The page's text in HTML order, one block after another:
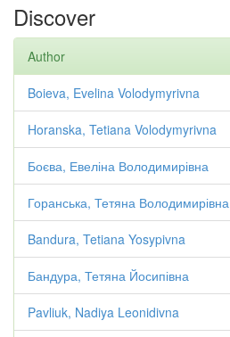
Discover
Author
Boieva, Evelina Volodymyrivna
Horanska, Tetiana Volodymyrivna
Боєва, Евеліна Володимирівна
Горанська, Тетяна Володимирівна
Bandura, Tetiana Yosypivna
Бандура, Тетяна Йосипівна
Pavliuk, Nadiya Leonidivna